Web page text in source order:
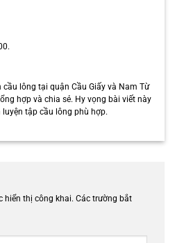
lông tại quận Cầu Giấy và Nam Từ
hợp và chia sẻ. Hy vọng bài viết này
tập cầu lông phù hợp.
hiển thị công khai. Các trường bắt